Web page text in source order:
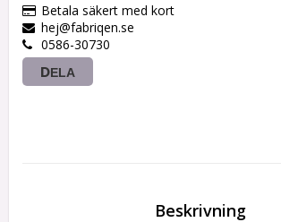
Betala säkert med kort
hej@fabriqen.se
0586-30730
DELA
Beskrivning